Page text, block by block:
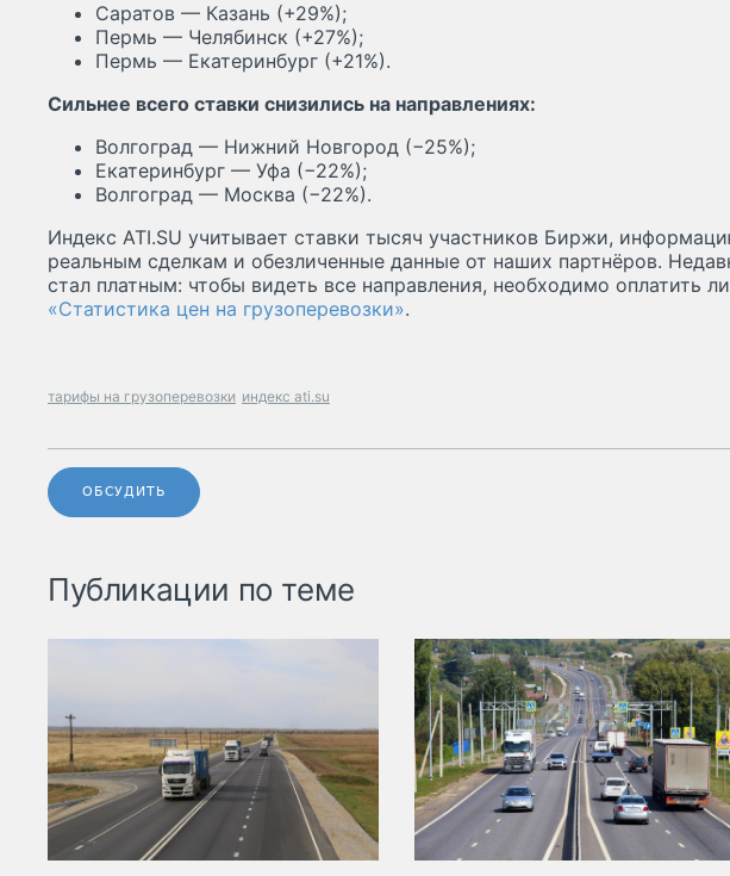
Саратов — Казань (+29%);
Пермь — Челябинск (+27%);
Пермь — Екатеринбург (+21%).
Сильнее всего ставки снизились на направлениях:
Волгоград — Нижний Новгород (−25%);
Екатеринбург — Уфа (−22%);
Волгоград — Москва (−22%).
Индекс ATI.SU учитывает ставки тысяч участников Биржи,
реальным сделкам и обезличенные данные от наших партнёров.
стал платным: чтобы видеть все направления, необходимо оплатить
«Статистика цен на грузоперевозки».
тарифы на грузоперевозки индекс ati.su
ОБСУДИТЬ
Публикации по теме